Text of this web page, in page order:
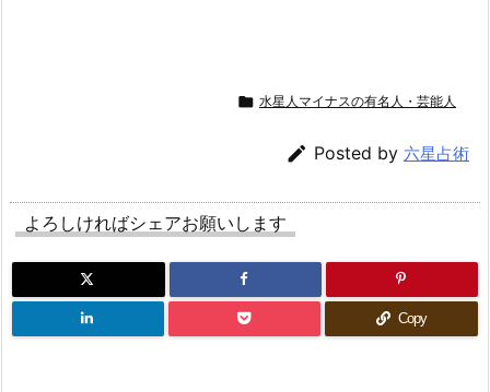
 水星人マイナスの有名人・芸能人
 Posted by 六星占術
よろしければシェアお願いします
Copy